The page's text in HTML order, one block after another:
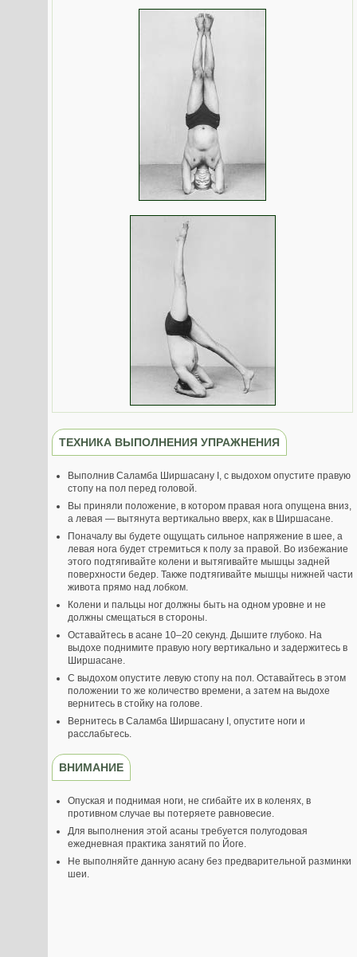
ТЕХНИКА ВЫПОЛНЕНИЯ УПРАЖНЕНИЯ
Выполнив Саламба Ширшасану I, с выдохом опустите правую
стопу на пол перед головой.
Вы приняли положение, в котором правая нога опущена вниз,
а левая — вытянута вертикально вверх, как в Ширшасане.
Поначалу вы будете ощущать сильное напряжение в шее, а
левая нога будет стремиться к полу за правой. Во избежание
этого подтягивайте колени и вытягивайте мышцы задней
поверхности бедер. Также подтягивайте мышцы нижней части
живота прямо над лобком.
Колени и пальцы ног должны быть на одном уровне и не
должны смещаться в стороны.
Оставайтесь в асане 10–20 секунд. Дышите глубоко. На
выдохе поднимите правую ногу вертикально и задержитесь в
Ширшасане.
С выдохом опустите левую стопу на пол. Оставайтесь в этом
положении то же количество времени, а затем на выдохе
вернитесь в стойку на голове.
Вернитесь в Саламба Ширшасану I, опустите ноги и
расслабьтесь.
ВНИМАНИЕ
Опуская и поднимая ноги, не сгибайте их в коленях, в
противном случае вы потеряете равновесие.
Для выполнения этой асаны требуется полугодовая
ежедневная практика занятий по Йоге.
Не выполняйте данную асану без предварительной разминки
шеи.